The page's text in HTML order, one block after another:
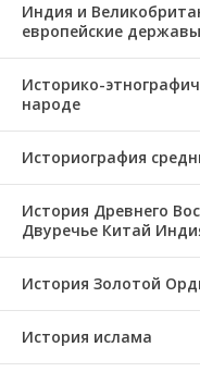
Индия и
европейские державы
Историко-
народе
Историография
История Древнего
Двуречье Китай
История Золотой
История ислама